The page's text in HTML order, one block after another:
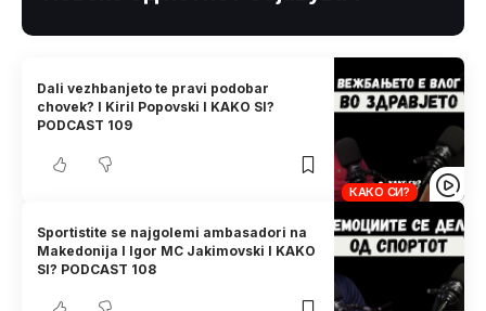
КАКО СИ?
Dali vezhbanjeto te pravi podobar
chovek? I Kiril Popovski I KAKO SI?
PODCAST 109
Sportistite se najgolemi ambasadori na
Makedonija I Igor MC Jakimovski I KAKO
SI? PODCAST 108